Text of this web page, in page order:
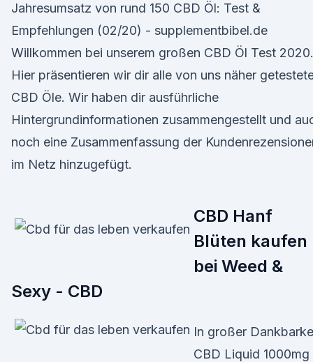
Jahresumsatz von rund 150 CBD Öl: Test &
Empfehlungen (02/20) - supplementbibel.de
Willkommen bei unserem großen CBD Öl Test 2020.
Hier präsentieren wir dir alle von uns näher
CBD Öle. Wir haben dir ausführliche
Hintergrundinformationen zusammengestellt und
noch eine Zusammenfassung der
im Netz hinzugefügt.
CBD Hanf
Blüten kaufen
bei Weed &
Sexy - CBD
In großer
CBD Liquid 1000mg